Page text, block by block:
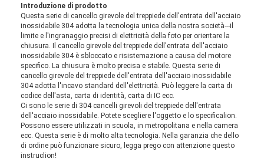
Introduzione di prodotto
Questa serie di cancello girevole del treppiede dell'entrata dell'acciaio
inossidabile 304 adotta la tecnologia unica della nostra società---il
limite e l'ingranaggio precisi di elettricità della foto per orientare la
chiusura. Il cancello girevole del treppiede dell'entrata dell'acciaio
inossidabile 304 è sbloccato e risistemazione a causa del motore
specifico. La chiusura è molto precisa e stabile. Questa serie di
cancello girevole del treppiede dell'entrata dell'acciaio inossidabile
304 adotta l'incavo standard dell'elettricità. Può leggere la carta di
codice dell'asta, carta di identità, carta di IC ecc.
Ci sono le serie di 304 cancelli girevoli del treppiede dell'entrata
dell'acciaio inossidabile. Potete scegliere l'oggetto e lo specificalion.
Possono essere utilizzati in scuola, in metropolitana e nella camera
ecc. Questa serie è di molto alta tecnologia. Nella garanzia che dello
di ordine può funzionare sicuro, legga prego con attenzione questo
instruclion!